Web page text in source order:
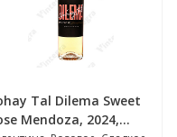
Tal Dilema Sweet
Mendoza, 2024,